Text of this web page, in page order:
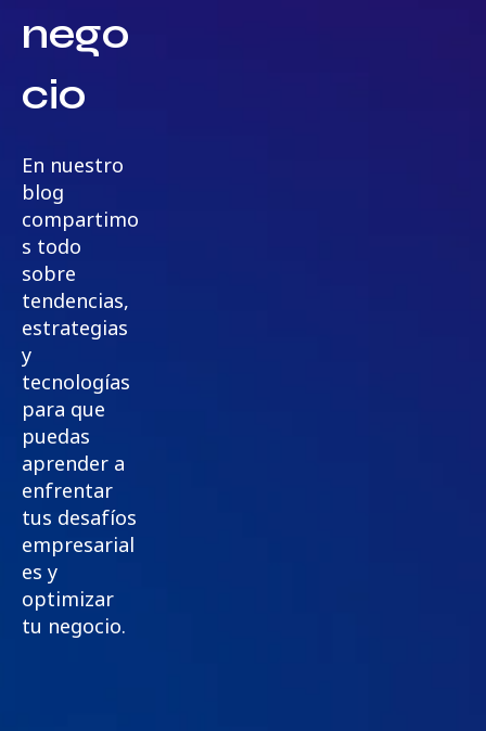
nego
cio
En nuestro
blog
compartimo
s todo
sobre
tendencias,
estrategias
y
tecnologías
para que
puedas
aprender a
enfrentar
tus desafíos
empresarial
es y
optimizar
tu negocio.